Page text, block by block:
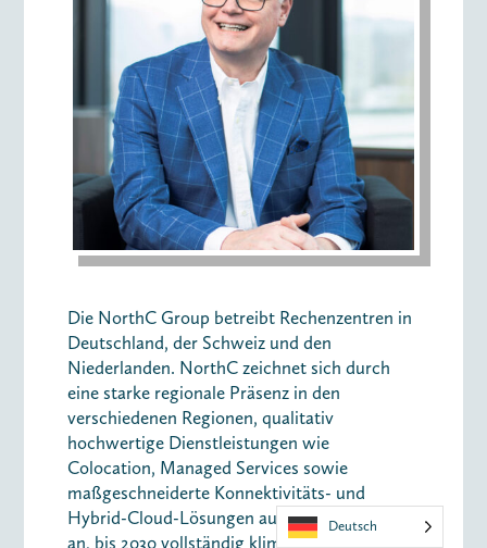
Die NorthC Group betreibt Rechenzentren in
Deutschland, der Schweiz und den
Niederlanden. NorthC zeichnet sich durch
eine starke regionale Präsenz in den
verschiedenen Regionen, qualitativ
hochwertige Dienstleistungen wie
Colocation, Managed Services sowie
maßgeschneiderte Konnektivitäts- und
Hybrid-Cloud-Lösungen aus. NorthC strebt
an, bis 2030 vollständig klimaneutral zu sein,
Deutsch